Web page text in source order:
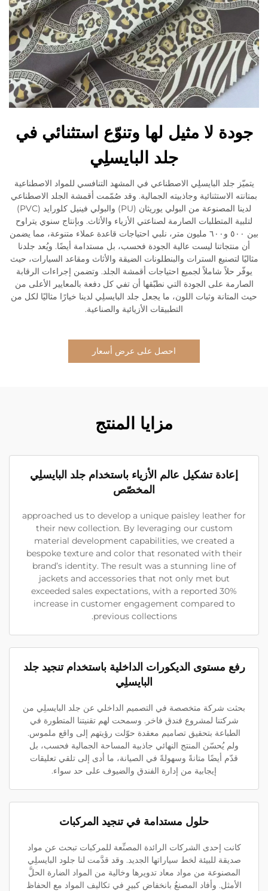
جودة لا مثيل لها وتنوّع استثنائي في
جلد البايسلِي
يتميّز جلد البايسلِي الاصطناعي في المشهد التنافسي للمواد الاصطناعية
بمتانته الاستثنائية وجاذبيته الجمالية. وقد صُمّمت أقمشة الجلد الاصطناعي
لدينا المصنوعة من البولي يوريثان (PU) والبولي فينيل كلورايد (PVC)
لتلبية المتطلبات الصارمة لصناعتي الأزياء والأثاث. وبإنتاج سنوي يتراوح
بين ٥٠٠ و٦٠٠ مليون متر، نلبي احتياجات قاعدة عملاء متنوعة، مما يضمن
أن منتجاتنا ليست عالية الجودة فحسب، بل مستدامة أيضًا. ويُعد جلدنا
مثاليًا لتصنيع السترات والبنطلونات الضيقة والأثاث ومقاعد السيارات، حيث
يوفّر حلاً شاملاً لجميع احتياجات أقمشة الجلد. وتضمن إجراءات الرقابة
الصارمة على الجودة التي نطبّقها أن تفي كل دفعة بالمعايير الأعلى من
حيث المتانة وثبات اللون، ما يجعل جلد البايسلِي لدينا خيارًا مثاليًا لكل من
التطبيقات الأزيائية والصناعية.
احصل على عرض أسعار
مزايا المنتج
إعادة تشكيل عالم الأزياء باستخدام جلد البايسلِي
المخصّص
approached us to develop a unique paisley leather for
their new collection. By leveraging our custom
material development capabilities, we created a
bespoke texture and color that resonated with their
brand’s identity. The result was a stunning line of
jackets and accessories that not only met but
exceeded sales expectations, with a reported 30%
increase in customer engagement compared to
previous collections.
رفع مستوى الديكورات الداخلية باستخدام تنجيد جلد
البايسلِي
بحثت شركة متخصصة في التصميم الداخلي عن جلد البايسلِي من
شركتنا لمشروع فندق فاخر. وسمحت لهم تقنيتنا المتطورة في
الطباعة بتحقيق تصاميم معقدة حوّلت رؤيتهم إلى واقع ملموس.
ولم يُحسّن المنتج النهائي جاذبية المساحة الجمالية فحسب، بل
قدّم أيضًا متانةً وسهولةً في الصيانة، ما أدى إلى تلقي تعليقات
إيجابية من إدارة الفندق والضيوف على حد سواء.
حلول مستدامة في تنجيد المركبات
كانت إحدى الشركات الرائدة المصنِّعة للمركبات تبحث عن مواد
صديقة للبيئة لخط سياراتها الجديد. وقد قدَّمت لنا جلود البايسلِي
المصنوعة من مواد معاد تدويرها وخالية من المواد الضارة الحلَّ
الأمثل. وأفاد المصنعُ بانخفاضٍ كبيرٍ في تكاليف المواد مع الحفاظ